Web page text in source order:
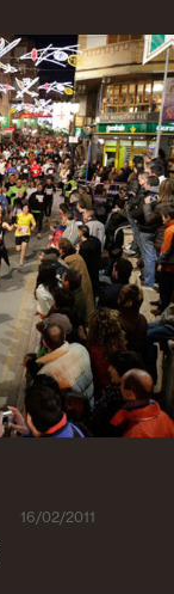
16/02/2011